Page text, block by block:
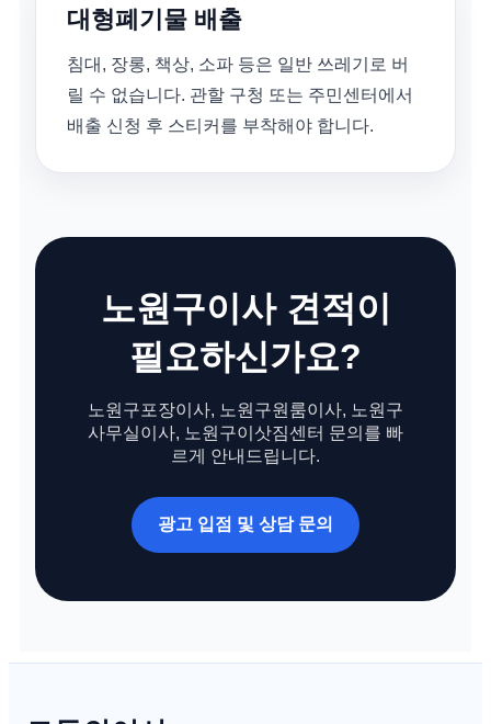
대형폐기물 배출
침대, 장롱, 책상, 소파 등은 일반 쓰레기로 버
릴 수 없습니다. 관할 구청 또는 주민센터에서
배출 신청 후 스티커를 부착해야 합니다.
노원구이사 견적이
필요하신가요?
노원구포장이사, 노원구원룸이사, 노원구
사무실이사, 노원구이삿짐센터 문의를 빠
르게 안내드립니다.
광고 입점 및 상담 문의